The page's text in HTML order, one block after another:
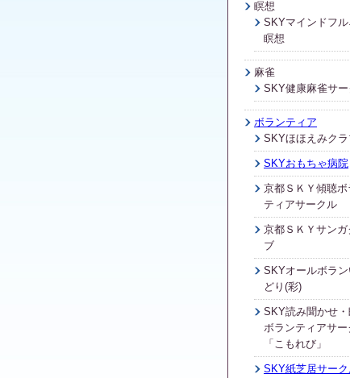
瞑想
SKYマインドフル
瞑想
麻雀
SKY健康麻雀サ
ボランティア
SKYほほえみク
SKYおもちゃ病院
京都ＳＫＹ傾聴ボ
ティアサークル
京都ＳＫＹサンガ
ブ
SKYオールボラン
どり(彩)
SKY読み聞かせ
ボランティアサー
「こもれび」
SKY紙芝居サーク